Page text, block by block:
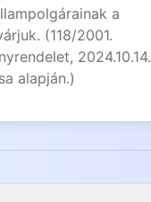
a
(118/2001.
2024.10.14.
alapján.)